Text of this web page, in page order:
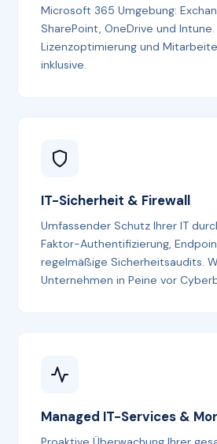
Microsoft 365 Umgebung:
SharePoint, OneDrive und Intune.
Lizenzoptimierung und
inklusive.
IT-Sicherheit & Firewall
Umfassender Schutz Ihrer IT
Faktor-Authentifizierung,
regelmäßige Sicherheitsaudits.
Unternehmen in Peine vor
Managed IT-Services &